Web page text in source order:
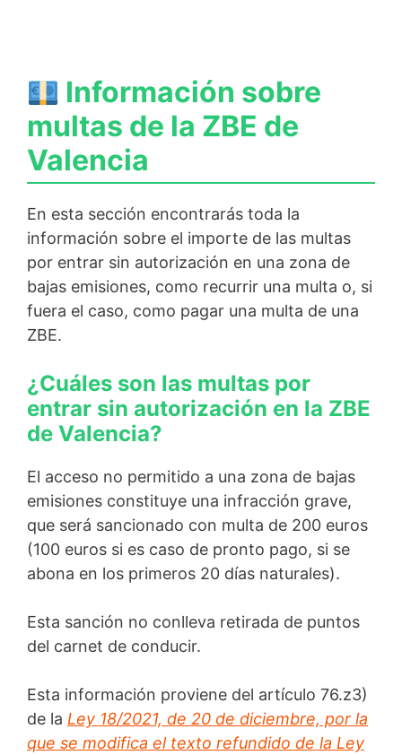
Información sobre
multas de la ZBE de
Valencia
En esta sección encontrarás toda la
información sobre el importe de las multas
por entrar sin autorización en una zona de
bajas emisiones, como recurrir una multa o, si
fuera el caso, como pagar una multa de una
ZBE.
¿Cuáles son las multas por
entrar sin autorización en la ZBE
de Valencia?
El acceso no permitido a una zona de bajas
emisiones constituye una infracción grave,
que será sancionado con multa de 200 euros
(100 euros si es caso de pronto pago, si se
abona en los primeros 20 días naturales).
Esta sanción no conlleva retirada de puntos
del carnet de conducir.
Esta información proviene del artículo 76.z3)
de la Ley 18/2021, de 20 de diciembre, por la
que se modifica el texto refundido de la Ley